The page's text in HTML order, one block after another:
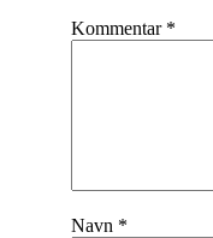
Kommentar *
Navn *